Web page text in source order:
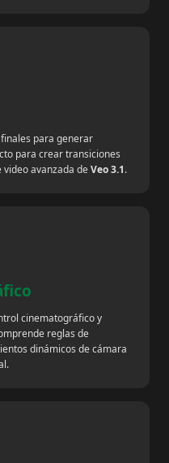
para generar
para crear transiciones
avanzada deVeo 3.1.
cinematográfico y
reglas de
dinámicos de cámara